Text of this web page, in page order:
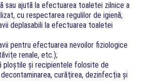
ajută la efectuarea toaletei zilnice a
cu respectarea regulilor de igienă;
deplasabili la efectuarea toaletei
pentru efectuarea nevoilor fiziologice
renale, etc.);
şi recipientele folosite de
decontaminarea, curăţirea, dezinfecţia şi